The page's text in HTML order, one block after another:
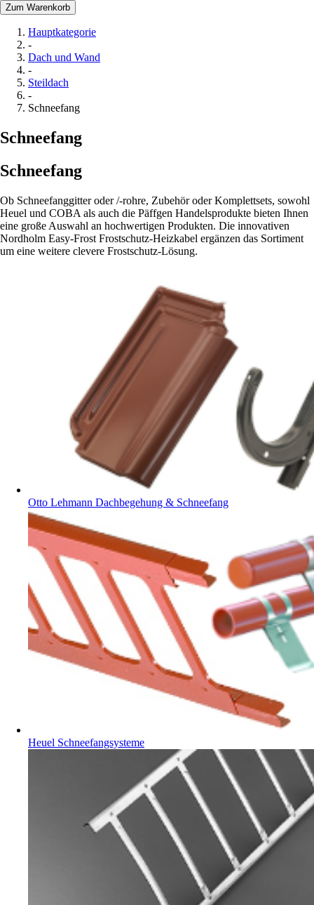
Zum Warenkorb
Hauptkategorie
-
Dach und Wand
-
Steildach
-
Schneefang
Schneefang
Schneefang
Ob Schneefanggitter oder /-rohre, Zubehör oder Komplettsets, sowohl
Heuel und COBA als auch die Päffgen Handelsprodukte bieten Ihnen
eine große Auswahl an hochwertigen Produkten. Die innovativen
Nordholm Easy-Frost Frostschutz-Heizkabel ergänzen das Sortiment
um eine weitere clevere Frostschutz-Lösung.
Otto Lehmann Dachbegehung & Schneefang
Heuel Schneefangsysteme